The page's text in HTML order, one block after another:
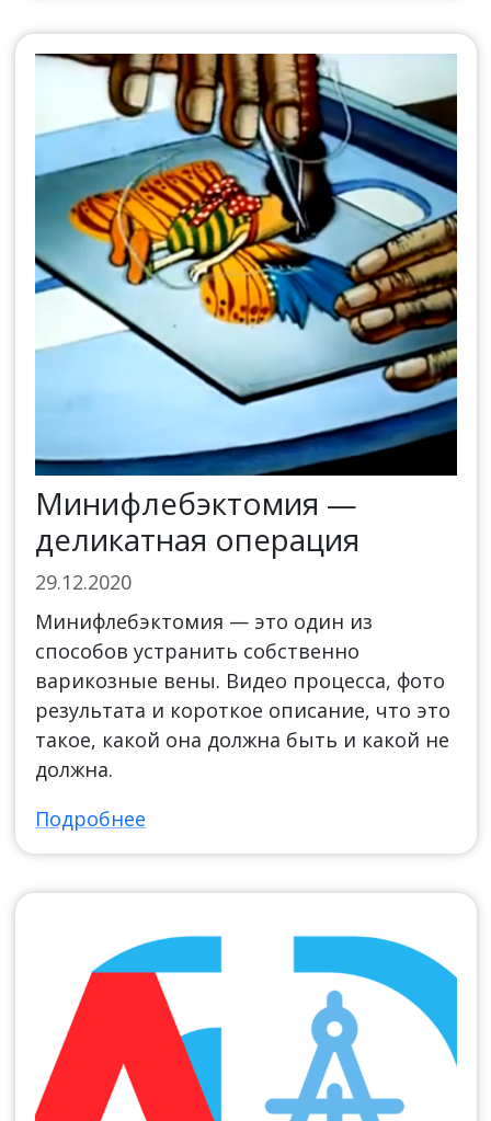
Минифлебэктомия —
деликатная операция
29.12.2020
Минифлебэктомия — это один из
способов устранить собственно
варикозные вены. Видео процесса, фото
результата и короткое описание, что это
такое, какой она должна быть и какой не
должна.
Подробнее